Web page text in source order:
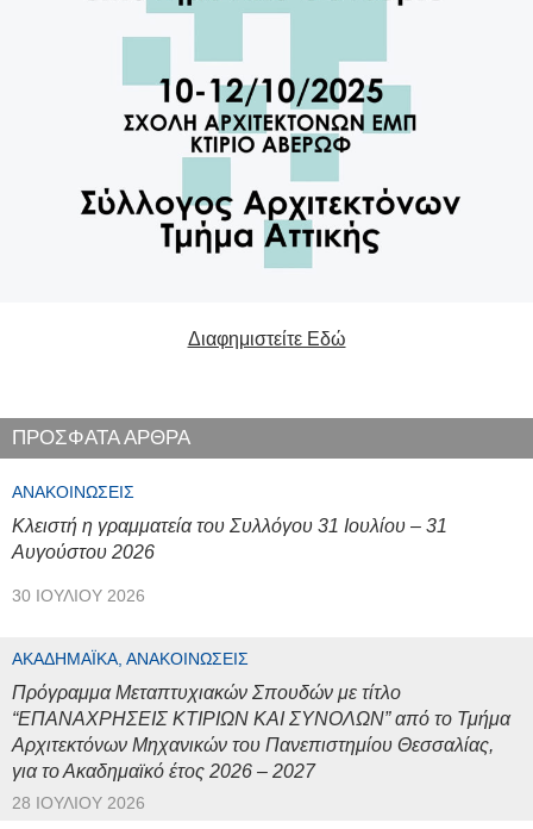
Διαφημιστείτε Εδώ
ΠΡΟΣΦΑΤΑ ΑΡΘΡΑ
ΑΝΑΚΟΙΝΏΣΕΙΣ
Κλειστή η γραμματεία του Συλλόγου 31 Ιουλίου – 31
Αυγούστου 2026
30 ΙΟΥΛΊΟΥ 2026
ΑΚΑΔΗΜΑΪΚΆ, ΑΝΑΚΟΙΝΏΣΕΙΣ
Πρόγραμμα Μεταπτυχιακών Σπουδών με τίτλο
“ΕΠΑΝΑΧΡΗΣΕΙΣ ΚΤΙΡΙΩΝ ΚΑΙ ΣΥΝΟΛΩΝ” από το Τμήμα
Αρχιτεκτόνων Μηχανικών του Πανεπιστημίου Θεσσαλίας,
για το Ακαδημαϊκό έτος 2026 – 2027
28 ΙΟΥΛΊΟΥ 2026